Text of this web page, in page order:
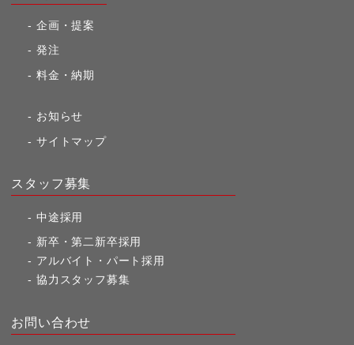
企画・提案
発注
料金・納期
お知らせ
サイトマップ
スタッフ募集
中途採用
新卒・第二新卒採用
アルバイト・パート採用
協力スタッフ募集
お問い合わせ